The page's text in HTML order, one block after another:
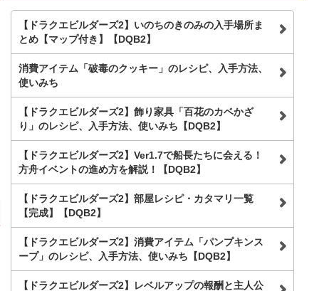
【ドラクエビルダーズ2】いのちのきのみの入手場所ま
とめ【マップ付き】【DQB2】
消費アイテム「破毒のクッキー」のレシピ、入手方法、
使いみち
【ドラクエビルダーズ2】飾り家具「百花のカベかざ
り」のレシピ、入手方法、使いみち【DQB2】
【ドラクエビルダーズ2】Ver1.7で船長たちに会える！
方舟イベントの進め方を解説！【DQB2】
【ドラクエビルダーズ2】部屋レシピ・カタマリ一覧
【完成】【DQB2】
【ドラクエビルダーズ2】消費アイテム「パンプキンス
ープ」のレシピ、入手方法、使いみち【DQB2】
【ドラクエビルダーズ2】レベルアップの報酬と主人公